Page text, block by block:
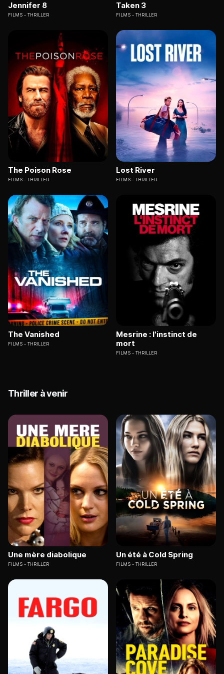
Jennifer 8
FILMS THRILLER
Taken 3
FILMS THRILLER
The Poison Rose
FILMS THRILLER
Lost River
FILMS THRILLER
The Vanished
FILMS THRILLER
Mesrine : l'instinct de
mort
FILMS THRILLER
Thriller à venir
Une mère diabolique
FILMS THRILLER
Un été à Cold Spring
FILMS THRILLER